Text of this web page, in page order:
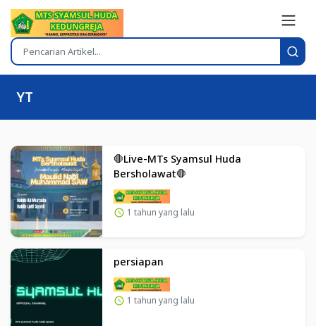
YT
🛑Live-MTs Syamsul Huda
Bersholawat🛑
1 tahun yang lalu
persiapan
1 tahun yang lalu